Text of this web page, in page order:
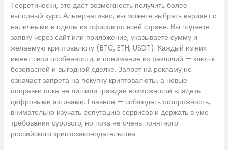
Теоретически, это дает возможность получить более
выгодный курс. Альтернативно, вы можете выбрать вариант с
наличными в одном из офисов по всей стране. Вы подаете
заявку через сайт или приложение, указываете сумму и
желаемую криптовалюту (BTC, ETH, USDT). Каждый из них
имеет свои особенности, и понимание их различий — ключ к
безопасной и выгодной сделке. Запрет на рекламу не
означает запрета на покупку криптовалюты, а новые
поправки пока не лишили граждан возможности владеть
цифровыми активами. Главное — соблюдать осторожность,
внимательно изучать репутацию сервисов и держать в уме
требования сурового, но пока не очень понятного
российского криптозаконодательства.